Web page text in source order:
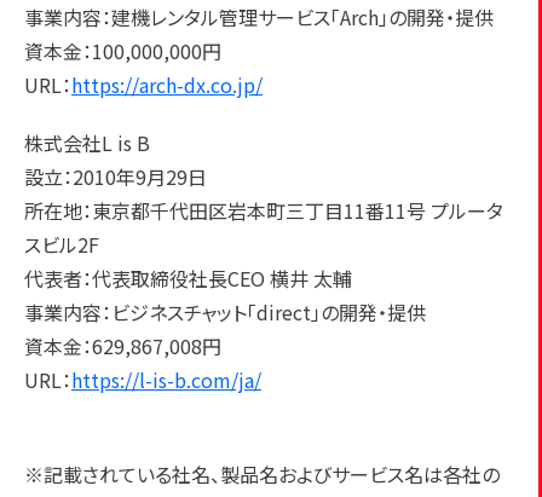
事業内容：建機レンタル管理サービス「Arch」の開発・提供
資本金：100,000,000円
URL：https://arch-dx.co.jp/
株式会社L is B
設立：2010年9月29日
所在地：東京都千代田区岩本町三丁目11番11号 プルータ
スビル2F
代表者：代表取締役社長CEO 横井 太輔
事業内容：ビジネスチャット「direct」の開発・提供
資本金：629,867,008円
URL：https://l-is-b.com/ja/
※記載されている社名、製品名およびサービス名は各社の